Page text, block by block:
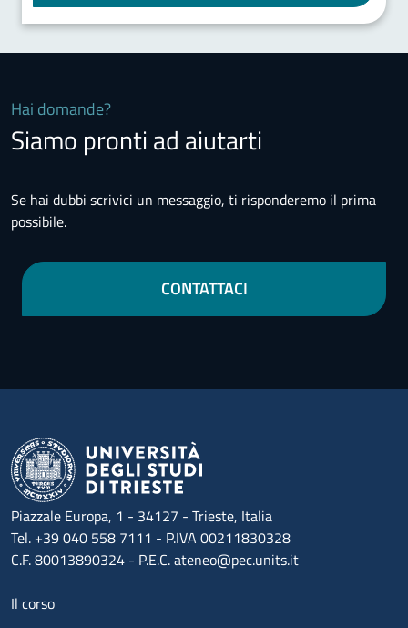
Hai domande?
Siamo pronti ad aiutarti
Se hai dubbi scrivici un messaggio, ti risponderemo il prima
possibile.
CONTATTACI
Piazzale Europa, 1 - 34127 - Trieste, Italia
Tel. +39 040 558 7111 - P.IVA 00211830328
C.F. 80013890324 - P.E.C. ateneo@pec.units.it
Menu footer 1
Il corso